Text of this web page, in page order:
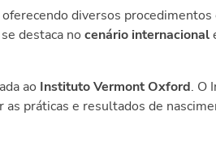
oferecendo diversos
destaca no cenário internacional
ao Instituto Vermont Oxford. O
práticas e resultados de